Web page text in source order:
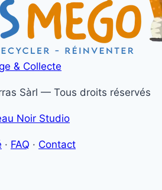
& Collecte
Sàrl — Tous droits réservés
Noir Studio
· FAQ · Contact